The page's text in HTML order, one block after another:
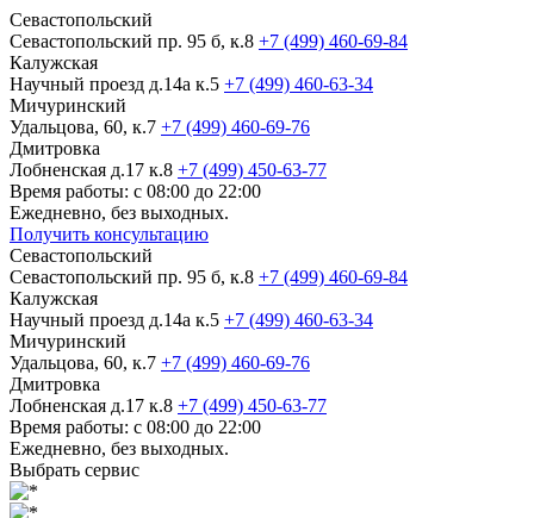
Севастопольский
Севастопольский пр. 95 б, к.8 +7 (499) 460-69-84
Калужская
Научный проезд д.14а к.5 +7 (499) 460-63-34
Мичуринский
Удальцова, 60, к.7 +7 (499) 460-69-76
Дмитровка
Лобненская д.17 к.8 +7 (499) 450-63-77
Время работы: с 08:00 до 22:00
Ежедневно, без выходных.
Получить консультацию
Севастопольский
Севастопольский пр. 95 б, к.8 +7 (499) 460-69-84
Калужская
Научный проезд д.14а к.5 +7 (499) 460-63-34
Мичуринский
Удальцова, 60, к.7 +7 (499) 460-69-76
Дмитровка
Лобненская д.17 к.8 +7 (499) 450-63-77
Время работы: с 08:00 до 22:00
Ежедневно, без выходных.
Выбрать сервис